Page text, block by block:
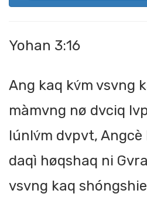
Yohan 3:16
Ang kaq kv́m vsvng
màmvng nø dvciq
lúnlv́m dvpvt, Angcè
daqì høqshaq ni
vsvng kaq